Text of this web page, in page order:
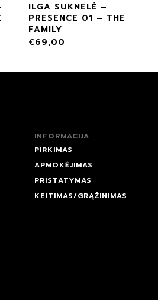
ILGA SUKNELĖ –
PRESENCE 01 – THE
FAMILY
€69,00
INFORMACIJA
PIRKIMAS
APMOKĖJIMAS
PRISTATYMAS
KEITIMAS/GRĄŽINIMAS